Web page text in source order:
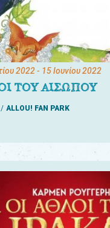
2022- 15 Ιουνίου 2022
ΤΟΥ ΑΙΣΩΠΟΥ
ALLOU! FAN PARK